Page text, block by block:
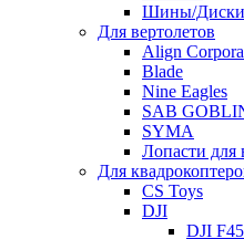
Шины/Диски
Для вертолетов
Align
Blade
Nine Eagles
SAB
SYMA
Лопасти для
Для
CS Toys
DJI
DJI